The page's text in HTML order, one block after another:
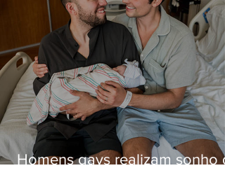
Homens gays realizam sonho